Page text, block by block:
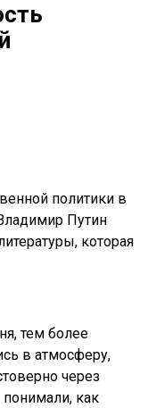
политики в
Путин
которая
тем более
в атмосферу,
через
понимали, как